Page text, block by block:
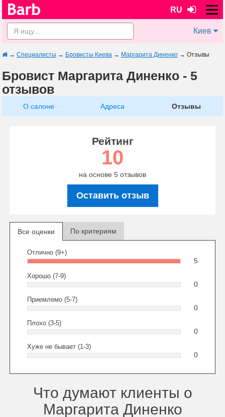
RU
Киев
→ Специалисты → Бровисты Киева → Маргарита Диненко → Отзывы
Бровист Маргарита Диненко - 5
отзывов
О салоне Адреса Отзывы
Рейтинг
10
на основе 5 отзывов
Оставить отзыв
Все оценки По критериям
Отлично (9+)
5
Хорошо (7-9)
0
Приемлемо (5-7)
0
Плохо (3-5)
0
Хуже не бывает (1-3)
0
Что думают клиенты о
Маргарита Диненко